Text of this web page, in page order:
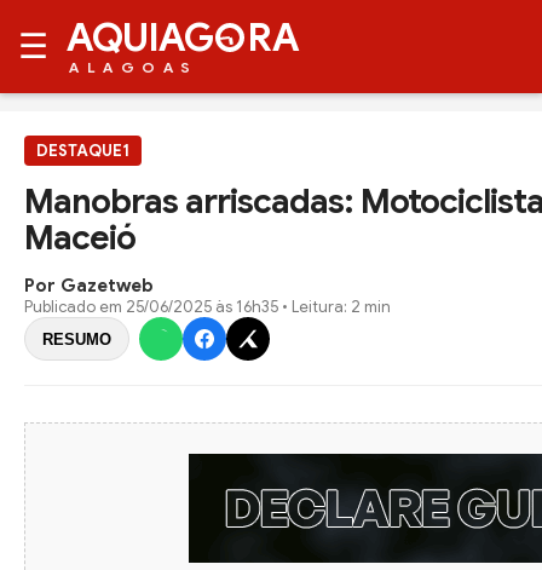
☰ AQUIAG RA
ALAGOAS
DESTAQUE1
Manobras arriscadas:
Maceió
Por Gazetweb
Publicado em 25/06/2025 às 16h35 • Leitura: 2 min
RESUMO